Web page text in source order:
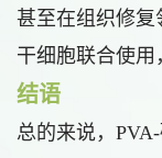
甚至在组织修
干细胞联合使用
结语
总的来说，